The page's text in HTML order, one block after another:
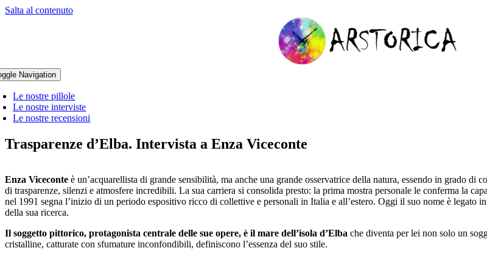
Salta al contenuto
Navigation
Le nostre pillole
Le nostre interviste
Le nostre recensioni
Trasparenze d’Elba. Intervista a Enza Viceconte
Enza Viceconte è un’acquarellista di grande sensibilità, ma anche una grande osservatrice della natura, essendo in grado
di trasparenze, silenzi e atmosfere incredibili. La sua carriera si consolida presto: la prima mostra personale le conferma la
nel 1991 segna l’inizio di un periodo espositivo ricco di collettive e personali in Italia e all’estero. Oggi il suo nome è legato
della sua ricerca.
Il soggetto pittorico, protagonista centrale delle sue opere, è il mare dell’isola d’Elba che diventa per lei non solo un
cristalline, catturate con sfumature inconfondibili, definiscono l’essenza del suo stile.